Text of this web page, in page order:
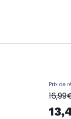
Prix de